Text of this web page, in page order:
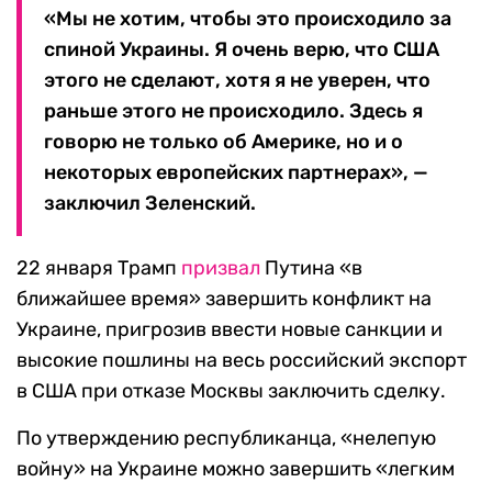
«Мы не хотим, чтобы это происходило за
спиной Украины. Я очень верю, что США
этого не сделают, хотя я не уверен, что
раньше этого не происходило. Здесь я
говорю не только об Америке, но и о
некоторых европейских партнерах», —
заключил Зеленский.
22 января Трамп призвал Путина «в
ближайшее время» завершить конфликт на
Украине, пригрозив ввести новые санкции и
высокие пошлины на весь российский экспорт
в США при отказе Москвы заключить сделку.
По утверждению республиканца, «нелепую
войну» на Украине можно завершить «легким